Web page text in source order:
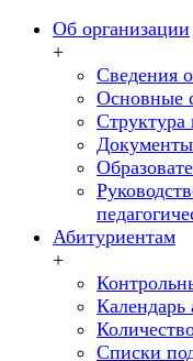
Об организации
+
Сведения
Основные
Структура
Документы
Абитуриентам
+
Календарь
Списки